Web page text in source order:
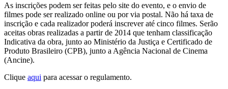
As inscrições podem ser feitas pelo site do evento, e o envio de
filmes pode ser realizado online ou por via postal. Não há taxa de
inscrição e cada realizador poderá inscrever até cinco filmes. Serão
aceitas obras realizadas a partir de 2014 que tenham classificação
Indicativa da obra, junto ao Ministério da Justiça e Certificado de
Produto Brasileiro (CPB), junto a Agência Nacional de Cinema
(Ancine).
Clique aqui para acessar o regulamento.